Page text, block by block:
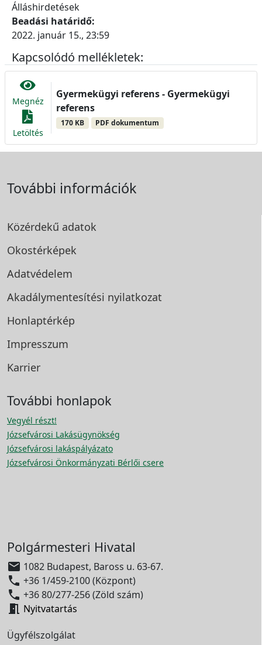
Álláshirdetések
Beadási határidő:
2022. január 15., 23:59
Kapcsolódó mellékletek:
Megnéz
Letöltés
Gyermekügyi referens - Gyermekügyi
referens
170 KB PDF dokumentum
További információk
Közérdekű adatok
Okostérképek
Adatvédelem
Akadálymentesítési nyilatkozat
Honlaptérkép
Impresszum
Karrier
További honlapok
Vegyél részt!
Józsefvárosi Lakásügynökség
Józsefvárosi lakáspályázato
Józsefvárosi Önkormányzati Bérlői csere
Polgármesteri Hivatal
 1082 Budapest, Baross u. 63-67.
 +36 1/459-2100 (Központ)
 +36 80/277-256 (Zöld szám)
 Nyitvatartás
Ügyfélszolgálat